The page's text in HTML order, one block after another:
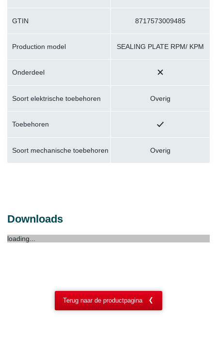
GTIN 8717573009485
Production model SEALING PLATE RPM/ KPM
Onderdeel
Soort elektrische toebehoren Overig
Toebehoren
Soort mechanische toebehoren Overig
Downloads
loading...
Terug naar de productpagina